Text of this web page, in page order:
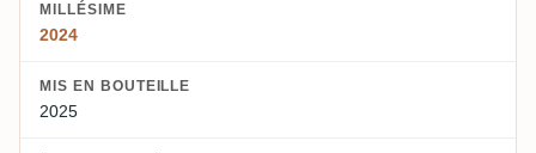
MILLÉSIME
2024
MIS EN BOUTEILLE
2025